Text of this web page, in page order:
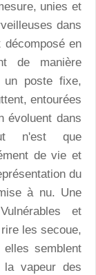
unies et
dans
en
de manière
un poste fixe,
entourées
évoluent dans
n'est que
de vie et
du
à nu. Une
et
les secoue,
elles semblent
vapeur des